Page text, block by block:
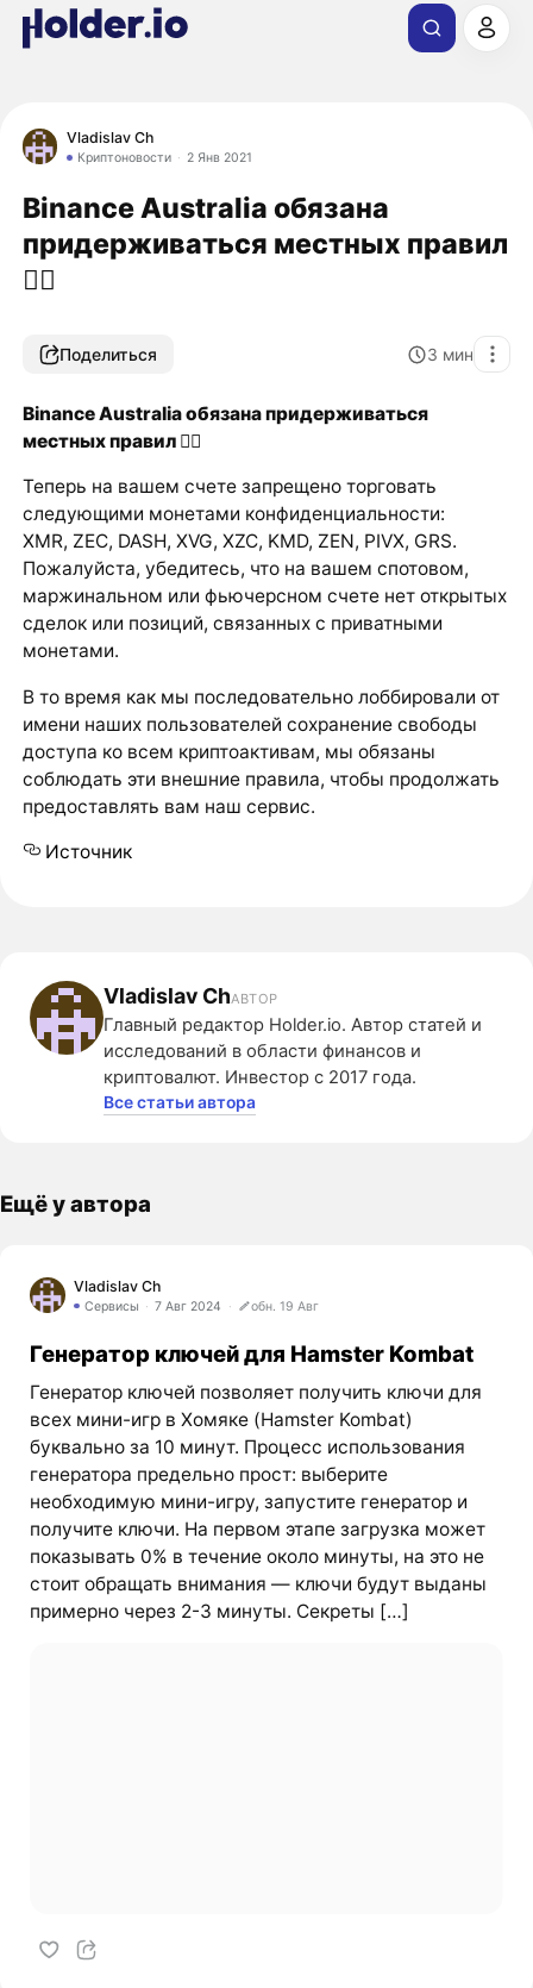
Vladislav Ch
Криптоновости 2 Янв 2021
Binance Australia обязана
придерживаться местных правил
🤷‍♂️
Поделиться 3 мин
Binance Australia обязана придерживаться
местных правил 🤷‍♂️
Теперь на вашем счете запрещено торговать
следующими монетами конфиденциальности:
XMR, ZEC, DASH, XVG, XZC, KMD, ZEN, PIVX, GRS.
Пожалуйста, убедитесь, что на вашем спотовом,
маржинальном или фьючерсном счете нет открытых
сделок или позиций, связанных с приватными
монетами.
В то время как мы последовательно лоббировали от
имени наших пользователей сохранение свободы
доступа ко всем криптоактивам, мы обязаны
соблюдать эти внешние правила, чтобы продолжать
предоставлять вам наш сервис.
Источник
Vladislav ChАВТОР
Главный редактор Holder.io. Автор статей и
исследований в области финансов и
криптовалют. Инвестор с 2017 года.
Все статьи автора
Ещё у автора
Vladislav Ch
Сервисы 7 Авг 2024 обн. 19 Авг
Генератор ключей для Hamster Kombat
Генератор ключей позволяет получить ключи для
всех мини-игр в Хомяке (Hamster Kombat)
буквально за 10 минут. Процесс использования
генератора предельно прост: выберите
необходимую мини-игру, запустите генератор и
получите ключи. На первом этапе загрузка может
показывать 0% в течение около минуты, на это не
стоит обращать внимания — ключи будут выданы
примерно через 2-3 минуты. Секреты […]